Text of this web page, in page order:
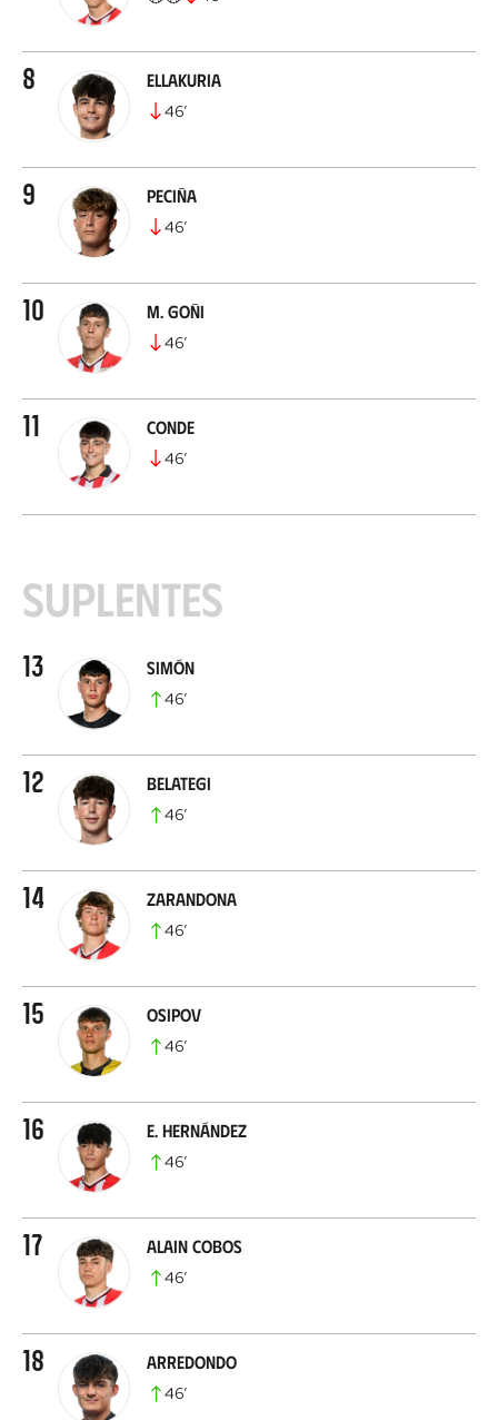
8 Ellakuria
46’
9 Peciña
46’
10 M. Goñi
46’
11 Conde
46’
Suplentes
13 Simón
46’
12 Belategi
46’
14 Zarandona
46’
15 Osipov
46’
16 E. Hernández
46’
17 Alain Cobos
46’
18 Arredondo
46’